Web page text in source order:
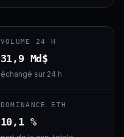
VOLUME 24 H
31,9 Md$
échangé sur 24 h
DOMINANCE ETH
10,1 %